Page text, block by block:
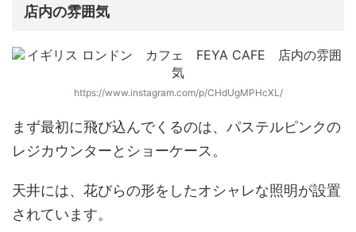
店内の雰囲気
https://www.instagram.com/p/CHdUgMPHcXL/
まず最初に飛び込んでくるのは、パステルピンクの
レジカウンターとショーケース。
天井には、花びらの形をしたオシャレな照明が設置
されています。